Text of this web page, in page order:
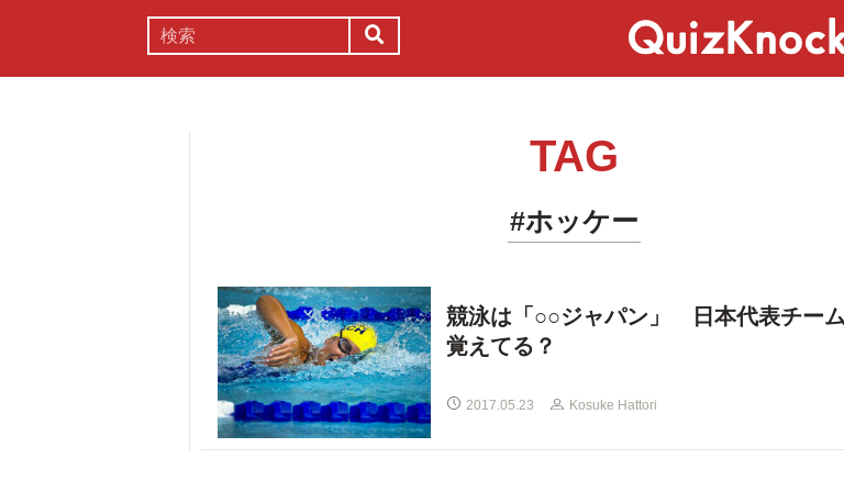
TAG
#ホッケー
競泳は「○○ジャパン」 日本代表チー
覚えてる？
2017.05.23 Kosuke Hattori